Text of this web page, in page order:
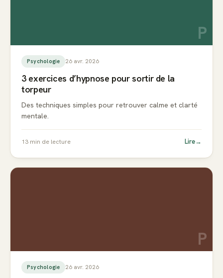
P
Psychologie 26 avr. 2026
3 exercices d’hypnose pour sortir de la
torpeur
Des techniques simples pour retrouver calme et clarté
mentale.
13 min de lecture Lire→
P
Psychologie 26 avr. 2026